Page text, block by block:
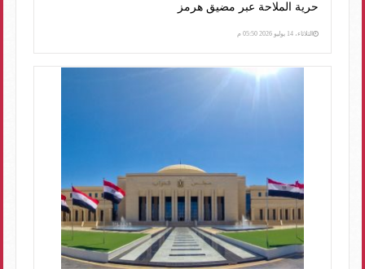
حرية الملاحة عبر مضيق هرمز
الثلاثاء، 14 يوليو 2026 05:50 م